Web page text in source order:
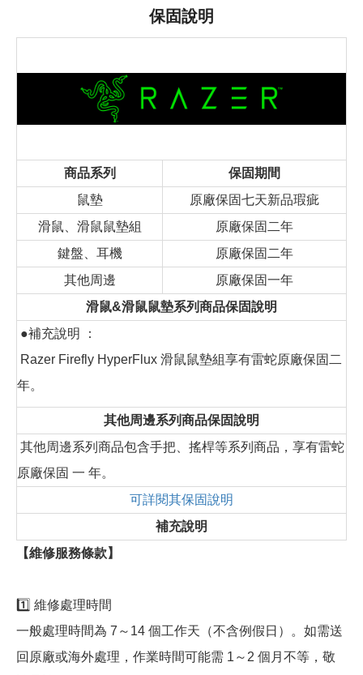
保固說明
商品系列
保固期間
鼠墊
原廠保固七天新品瑕疵
滑鼠、滑鼠鼠墊組
原廠保固二年
鍵盤、耳機
原廠保固二年
其他周邊
原廠保固一年
滑鼠&滑鼠鼠墊系列商品保固說明
●補充說明 ：
Razer Firefly HyperFlux 滑鼠鼠墊組享有雷蛇原廠保固二
年。
其他周邊系列商品保固說明
其他周邊系列商品包含手把、搖桿等系列商品，享有雷蛇
原廠保固 一 年。
可詳閱其保固說明
補充說明
【維修服務條款】
1️⃣ 維修處理時間
一般處理時間為 7～14 個工作天（不含例假日）。如需送
回原廠或海外處理，作業時間可能需 1～2 個月不等，敬